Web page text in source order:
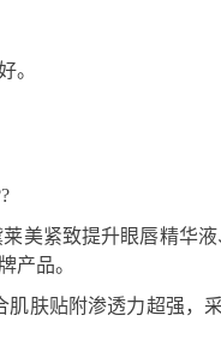
。
美紧致提升眼唇精华
产品。
肤贴附渗透力超强